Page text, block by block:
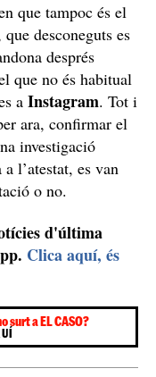
que tampoc és el
desconeguts es
després
que no és habitual
a Instagram. Tot i
ara, confirmar el
investigació
l’atestat, es van
o no.
d'última
Clica aquí, és
surt a EL CASO?